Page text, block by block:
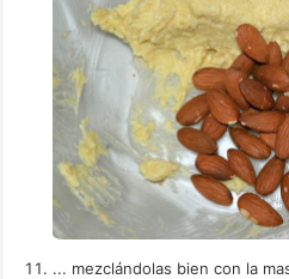
... mezclándolas bien con la